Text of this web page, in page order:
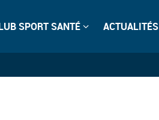
SPORT SANTÉ  ACTUALITÉS